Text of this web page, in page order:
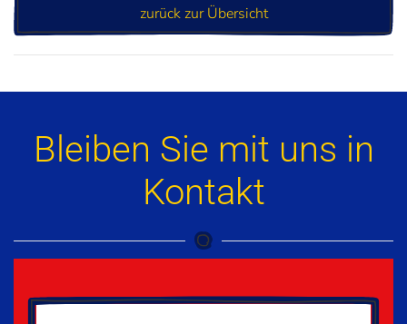
zurück zur Übersicht
Bleiben Sie mit uns in
Kontakt